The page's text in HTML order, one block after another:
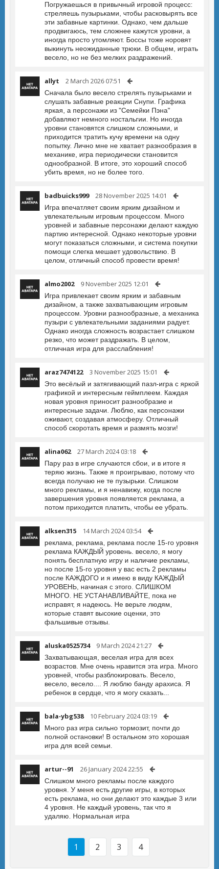
Погружаешься в привычный игровой процесс:
стреляешь пузырьками, чтобы расковырять все
эти забавные картинки. Однако, чем дальше
продвигаюсь, тем сложнее кажутся уровни, а
иногда просто утомляют. Боссы тоже норовят
выкинуть неожиданные трюки. В общем, играть
весело, но не без мелких раздражений.
allyt 2 March 2026 07:51
Сначала было весело стрелять пузырьками и
слушать забавные реакции Снупи. Графика
яркая, а персонажи из "Семейки Пэна"
добавляют немного ностальгии. Но иногда
уровни становятся слишком сложными, и
приходится тратить кучу времени на одну
попытку. Лично мне не хватает разнообразия в
механике, игра периодически становится
однообразной. В итоге, это хороший способ
убить время, но не более того.
badbuicks999 28 November 2025 14:01
Игра впечатляет своим ярким дизайном и
увлекательным игровым процессом. Много
уровней и забавные персонажи делают каждую
партию интересной. Однако некоторые уровни
могут показаться сложными, и система покупки
помощи слегка мешает удовольствию. В
целом, отличный способ провести время!
almo2002 9 November 2025 12:01
Игра привлекает своим ярким и забавным
дизайном, а также захватывающим игровым
процессом. Уровни разнообразные, а механика
пузыри с увлекательными заданиями радует.
Однако иногда сложность возрастает слишком
резко, что может раздражать. В целом,
отличная игра для расслабления!
araz7474122 3 November 2025 15:01
Это весёлый и затягивающий пазл-игра с яркой
графикой и интересным геймплеем. Каждая
новая уровня приносит разнообразие и
интересные задачи. Люблю, как персонажи
оживают, создавая атмосферу. Отличный
способ скоротать время и размять мозги!
alina062 27 March 2024 03:18
Пару раз в игре случаются сбои, и в итоге я
теряю жизнь. Также я проигрываю, потому что
всегда получаю не те пузырьки. Слишком
много рекламы, и я ненавижу, когда после
завершения уровня появляется реклама, а
потом приходится платить, чтобы ее убрать.
alksen315 14 March 2024 03:54
реклама, реклама, реклама после 15-го уровня
реклама КАЖДЫЙ уровень. весело, я могу
понять бесплатную игру и наличие рекламы,
но после 15-го уровня у вас есть 2 рекламы
после КАЖДОГО и я имею в виду КАЖДЫЙ
УРОВЕНЬ, начиная с этого. СЛИШКОМ
МНОГО. НЕ УСТАНАВЛИВАЙТЕ, пока не
исправят, я надеюсь. Не верьте людям,
которые ставят высокие оценки, это
фальшивые отзывы.
aluska0525734 9 March 2024 21:27
Захватывающая, веселая игра для всех
возрастов. Мне очень нравится эта игра. Много
уровней, чтобы разблокировать. Весело,
весело, весело.... Я люблю банду арахиса. Я
ребенок в сердце, что я могу сказать...
bala-ybg538 10 February 2024 03:19
Много раз игра сильно тормозит, почти до
полной остановки! В остальном это хорошая
игра для всей семьи.
artur--91 26 January 2024 22:55
Слишком много рекламы после каждого
уровня. У меня есть другие игры, в которых
есть реклама, но они делают это каждые 3 или
4 уровня. Не каждый уровень, так что я
удаляю. Нормальная игра
1 2 3 4